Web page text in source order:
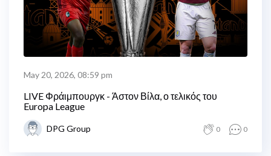
May 20, 2026, 08:59 pm
LIVE Φράιμπουργκ - Άστον Βίλα, ο τελικός του
Europa League
DPG Group 0 0